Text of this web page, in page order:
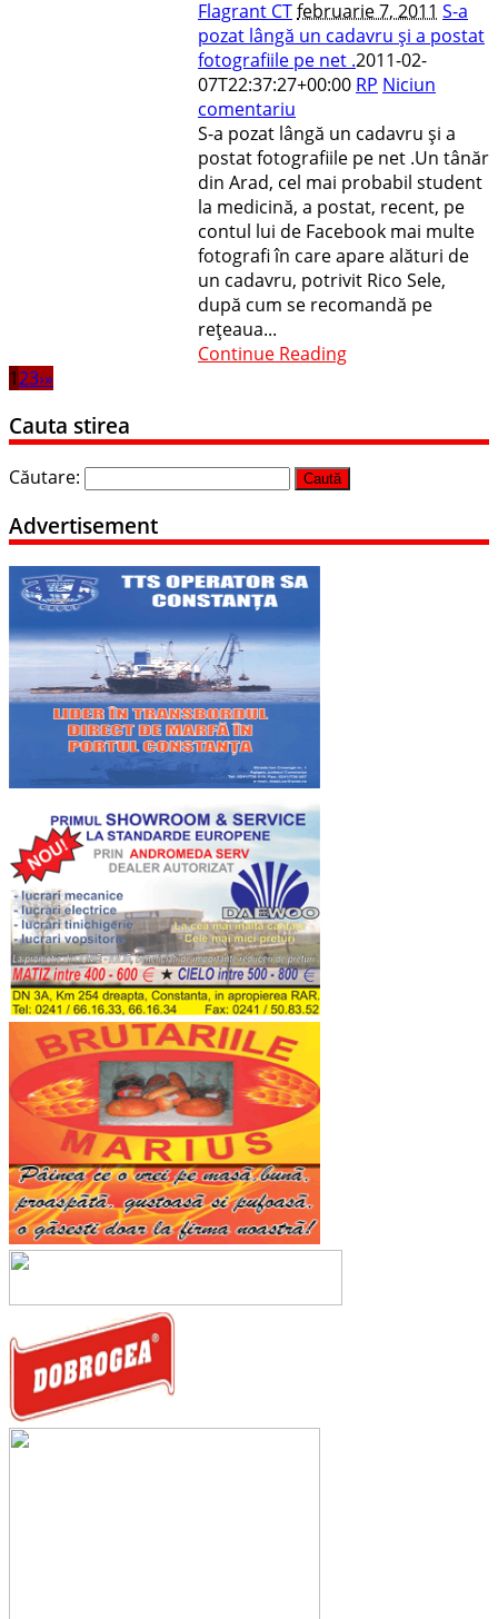
Flagrant CTfebruarie 7, 2011 S-a
pozat lângă un cadavru şi a postat
fotografiile pe net .2011-02-
07T22:37:27+00:00 RP Niciun
comentariu
S-a pozat lângă un cadavru şi a
postat fotografiile pe net .Un tânăr
din Arad, cel mai probabil student
la medicină, a postat, recent, pe
contul lui de Facebook mai multe
fotografi în care apare alături de
un cadavru, potrivit Rico Sele,
după cum se recomandă pe
reţeaua...
Continue Reading
123›»
Cauta stirea
Căutare:
Advertisement